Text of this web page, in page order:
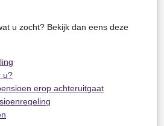
u zocht? Bekijk dan eens deze
u?
erop achteruitgaat